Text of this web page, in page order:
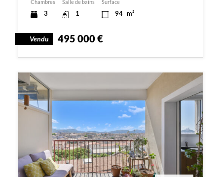
Chambres
3
Salle de bains
1
Surface
94 m²
Vendu 495 000 €